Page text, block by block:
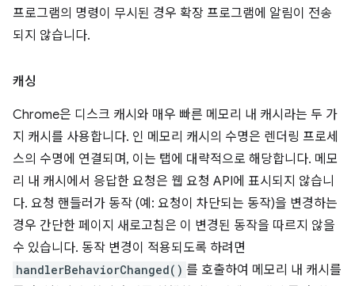
프로그램의 명령이 무시된 경우 확장 프로그램에 알림이 전송
되지 않습니다.
캐싱
Chrome은 디스크 캐시와 매우 빠른 메모리 내 캐시라는 두 가
지 캐시를 사용합니다. 인 메모리 캐시의 수명은 렌더링 프로세
스의 수명에 연결되며, 이는 탭에 대략적으로 해당합니다. 메모
리 내 캐시에서 응답한 요청은 웹 요청 API에 표시되지 않습니
다. 요청 핸들러가 동작 (예: 요청이 차단되는 동작)을 변경하는
경우 간단한 페이지 새로고침은 이 변경된 동작을 따르지 않을
수 있습니다. 동작 변경이 적용되도록 하려면
handlerBehaviorChanged() 를 호출하여 메모리 내 캐시를